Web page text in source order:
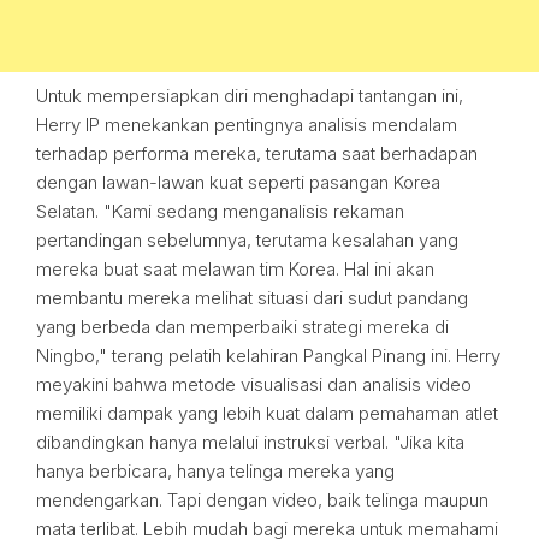
Untuk mempersiapkan diri menghadapi tantangan ini,
Herry IP menekankan pentingnya analisis mendalam
terhadap performa mereka, terutama saat berhadapan
dengan lawan-lawan kuat seperti pasangan Korea
Selatan. "Kami sedang menganalisis rekaman
pertandingan sebelumnya, terutama kesalahan yang
mereka buat saat melawan tim Korea. Hal ini akan
membantu mereka melihat situasi dari sudut pandang
yang berbeda dan memperbaiki strategi mereka di
Ningbo," terang pelatih kelahiran Pangkal Pinang ini. Herry
meyakini bahwa metode visualisasi dan analisis video
memiliki dampak yang lebih kuat dalam pemahaman atlet
dibandingkan hanya melalui instruksi verbal. "Jika kita
hanya berbicara, hanya telinga mereka yang
mendengarkan. Tapi dengan video, baik telinga maupun
mata terlibat. Lebih mudah bagi mereka untuk memahami